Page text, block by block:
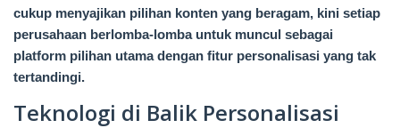
cukup menyajikan pilihan konten yang beragam, kini setiap
perusahaan berlomba-lomba untuk muncul sebagai
platform pilihan utama dengan fitur personalisasi yang tak
tertandingi.
Teknologi di Balik Personalisasi